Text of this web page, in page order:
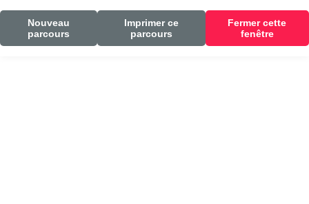
Nouveau
parcours
Imprimer ce
parcours
Fermer cette
fenêtre